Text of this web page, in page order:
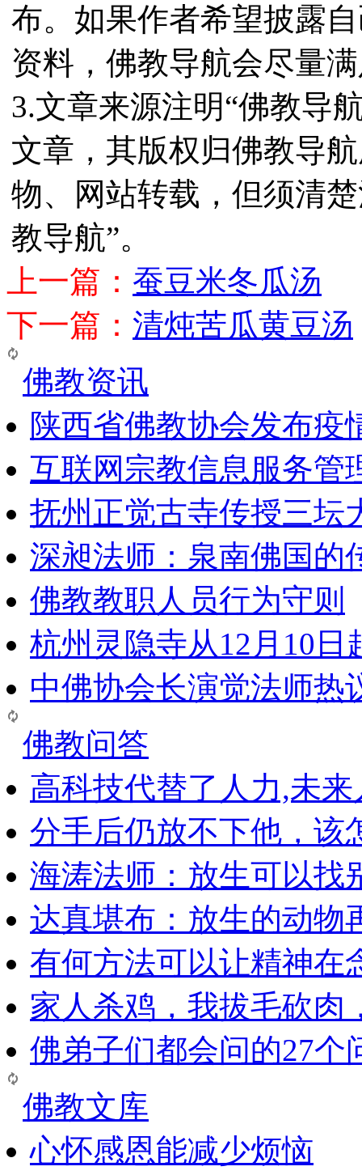
布。如果作者希望披露
资料，佛教导航会尽量
3.文章来源注明“佛教导
文章，其版权归佛教导
物、网站转载，但须清
教导航”。
上一篇： 蚕豆米冬瓜汤
下一篇： 清炖苦瓜黄豆汤
佛教资讯
陕西省佛教协会发布疫
互联网宗教信息服务管
抚州正觉古寺传授三坛
深昶法师：泉南佛国的
佛教教职人员行为守则
杭州灵隐寺从12月10日
中佛协会长演觉法师热
佛教问答
高科技代替了人力,未
分手后仍放不下他，该
海涛法师：放生可以找
达真堪布：放生的动物
有何方法可以让精神在
家人杀鸡，我拔毛砍肉
佛弟子们都会问的27个
佛教文库
心怀感恩能减少烦恼